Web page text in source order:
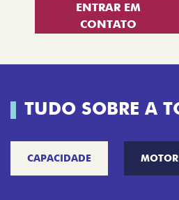
ENTRAR EM
CONTATO
TUDO SOBRE A
CAPACIDADE